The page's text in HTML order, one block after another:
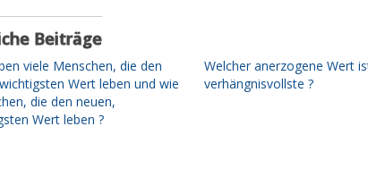
Beiträge
viele Menschen, die den
Wert leben und wie
die den neuen,
Wert leben ?
Welcher anerzogene Wert
verhängnisvollste ?